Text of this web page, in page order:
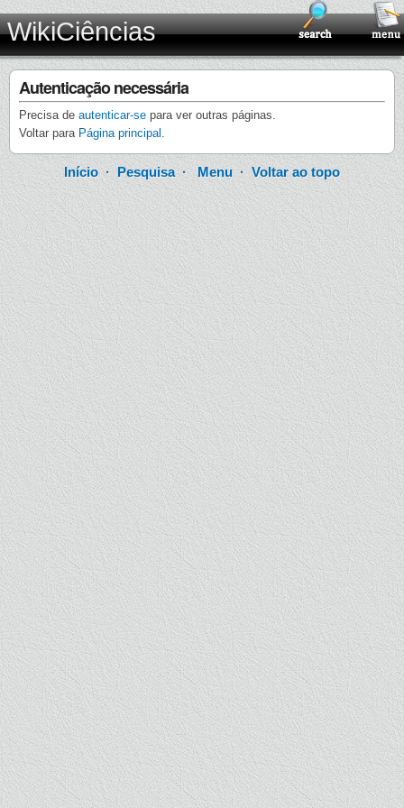
WikiCiências
Autenticação necessária
Precisa de autenticar-se para ver outras páginas.
Voltar para Página principal .
Início · Pesquisa·Menu ·Voltar ao topo